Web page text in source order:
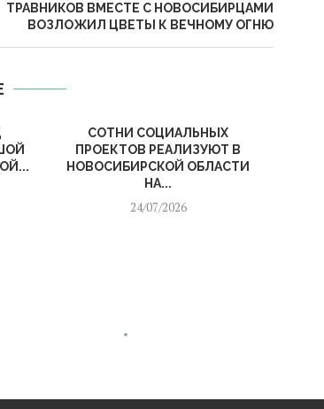
ТРАВНИКОВ ВМЕСТЕ С НОВОСИБИРЦАМИ
ВОЗЛОЖИЛ ЦВЕТЫ К ВЕЧНОМУ ОГНЮ
СОТНИ СОЦИАЛЬНЫХ
ПРОЕКТОВ РЕАЛИЗУЮТ В
НОВОСИБИРСКОЙ ОБЛАСТИ
НА...
24/07/2026